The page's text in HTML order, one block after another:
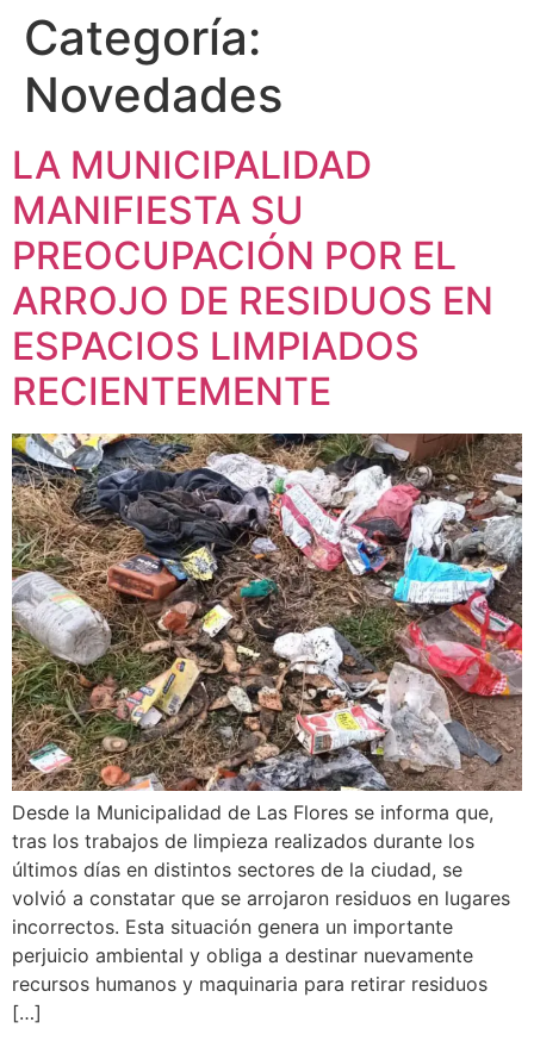
Categoría:
Novedades
LA MUNICIPALIDAD
MANIFIESTA SU
PREOCUPACIÓN POR EL
ARROJO DE RESIDUOS EN
ESPACIOS LIMPIADOS
RECIENTEMENTE
Desde la Municipalidad de Las Flores se informa que,
tras los trabajos de limpieza realizados durante los
últimos días en distintos sectores de la ciudad, se
volvió a constatar que se arrojaron residuos en lugares
incorrectos. Esta situación genera un importante
perjuicio ambiental y obliga a destinar nuevamente
recursos humanos y maquinaria para retirar residuos
[…]